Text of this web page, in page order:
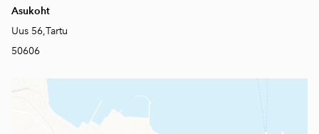
Asukoht
Uus 56,Tartu
50606